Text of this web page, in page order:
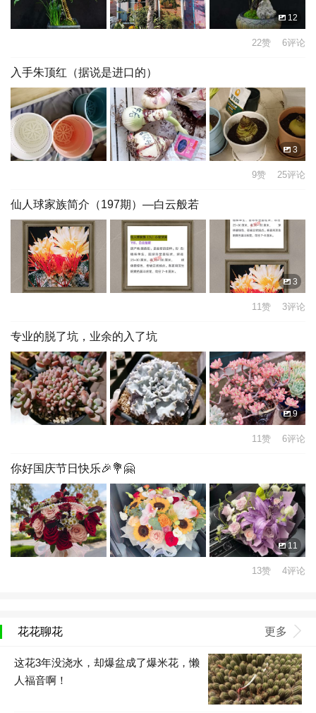
12
22赞 6评论
入手朱顶红（据说是进口的）
3
9赞 25评论
仙人球家族简介（197期）—白云般若
3
11赞 3评论
专业的脱了坑，业余的入了坑
9
11赞 6评论
你好国庆节日快乐🎉💐🤗
11
13赞 4评论
花花聊花 更多
这花3年没浇水，却爆盆成了爆米花，懒
人福音啊！